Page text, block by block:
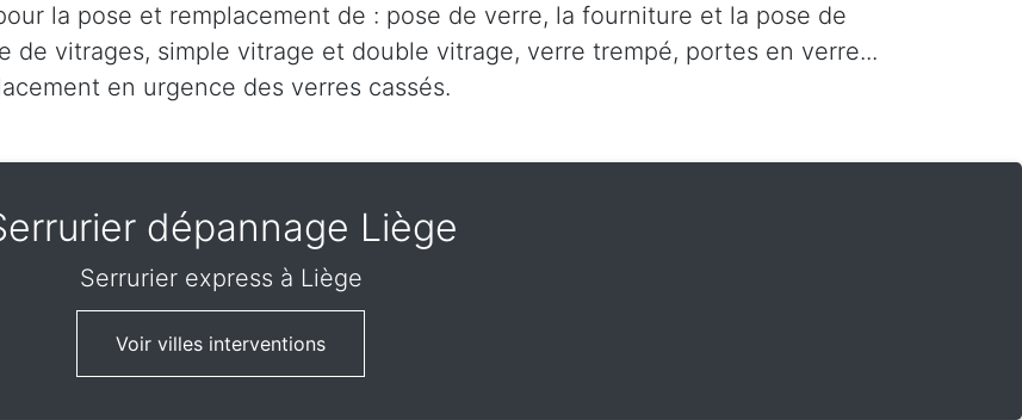
la pose et remplacement de : pose de verre, la fourniture et la pose de
de vitrages, simple vitrage et double vitrage, verre trempé, portes en verre...
en urgence des verres cassés.
dépannage Liège
Serrurier express à Liège
Voir villes interventions